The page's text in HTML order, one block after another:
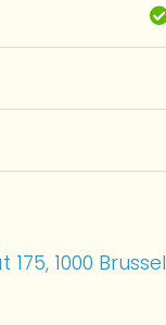
1000 Brussel